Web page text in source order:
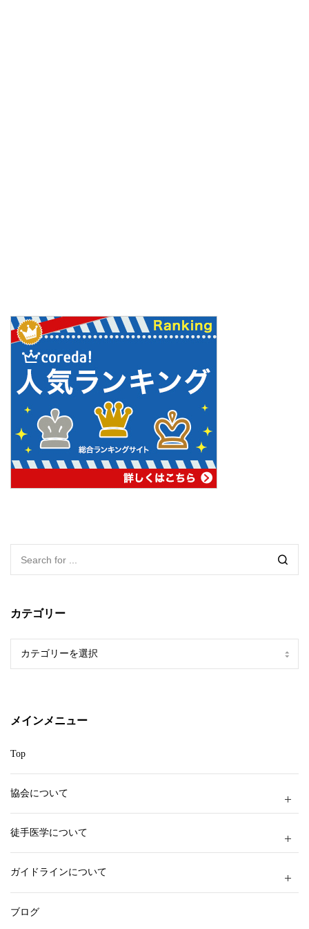
カテゴリー
メインメニュー
Top
協会について
徒手医学について
ガイドラインについて
ブログ